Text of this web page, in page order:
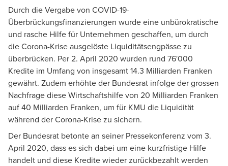
Durch die Vergabe von COVID-19-
Überbrückungsfinanzierungen wurde eine unbürokratische
und rasche Hilfe für Unternehmen geschaffen, um durch
die Corona-Krise ausgelöste Liquiditätsengpässe zu
überbrücken. Per 2. April 2020 wurden rund 76'000
Kredite im Umfang von insgesamt 14.3 Milliarden Franken
gewährt. Zudem erhöhte der Bundesrat infolge der grossen
Nachfrage diese Wirtschaftshilfe von 20 Milliarden Franken
auf 40 Milliarden Franken, um für KMU die Liquidität
während der Corona-Krise zu sichern.
Der Bundesrat betonte an seiner Pressekonferenz vom 3.
April 2020, dass es sich dabei um eine kurzfristige Hilfe
handelt und diese Kredite wieder zurückbezahlt werden